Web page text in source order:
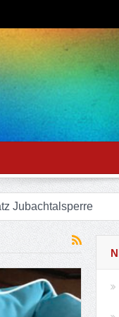
Jubachtalsperre
Lindlar
in Waldbröl